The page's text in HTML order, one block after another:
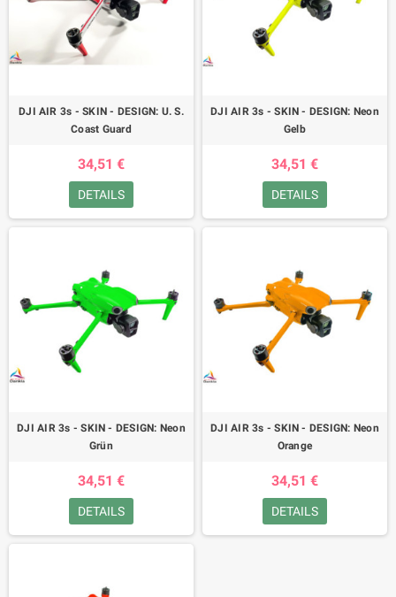
DJI AIR 3s - SKIN - DESIGN: U. S.
Coast Guard
34,51 €
DETAILS
DJI AIR 3s - SKIN - DESIGN: Neon
Gelb
34,51 €
DETAILS
DJI AIR 3s - SKIN - DESIGN: Neon
Grün
34,51 €
DETAILS
DJI AIR 3s - SKIN - DESIGN: Neon
Orange
34,51 €
DETAILS